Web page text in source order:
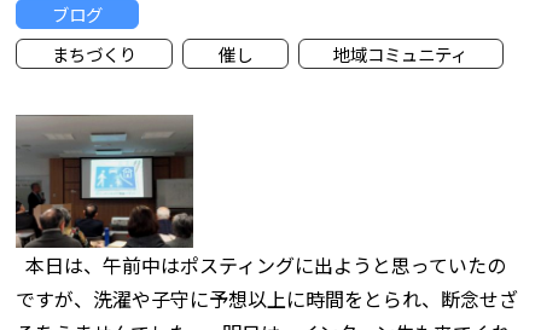
ブログ
まちづくり
催し 地域コミュニティ
本日は、午前中はポスティングに出ようと思っていたの
ですが、洗濯や子守に予想以上に時間をとられ、断念せざ